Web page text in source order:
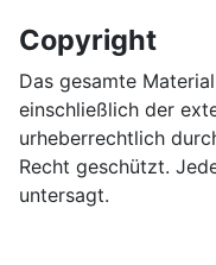
Copyright
Das gesamte
einschließlich der
urheberrechtlich
Recht geschützt.
untersagt.